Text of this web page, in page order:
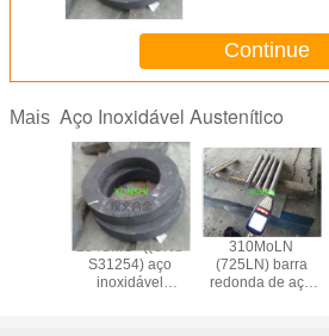
Continue
Mais Aço Inoxidável Austenítico
254SMO* ((UNS
S31254) aço
inoxidável
310MoLN
(725LN) barra
redonda de aço